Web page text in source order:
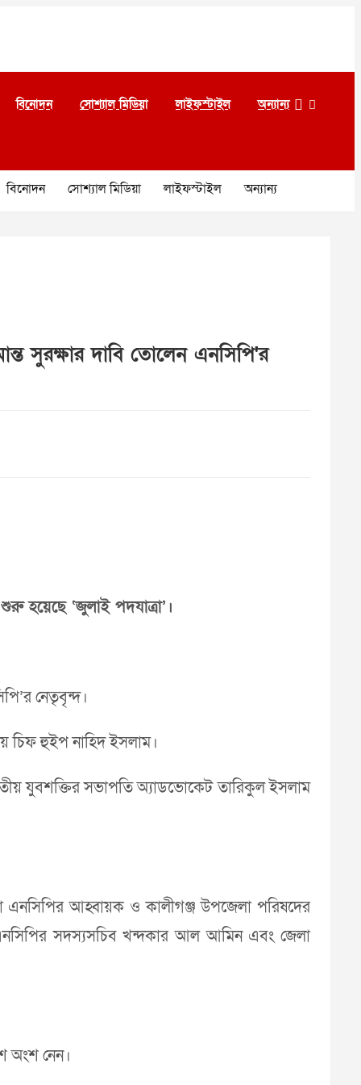
বিনোদন সোশ্যাল মিডিয়া লাইফস্টাইল অন্যান্য
বিনোদন সোশ্যাল মিডিয়া লাইফস্টাইল অন্যান্য
সুরক্ষার দাবি তোলেন এনসিপি'র
হয়েছে ‘জুলাই পদযাত্রা’।
নেতৃবৃন্দ।
চিফ হুইপ নাহিদ ইসলাম।
যুবশক্তির সভাপতি অ্যাডভোকেট তারিকুল ইসলাম
এনসিপির আহ্বায়ক ও কালীগঞ্জ উপজেলা পরিষদের
সদস্যসচিব খন্দকার আল আমিন এবং জেলা
অংশ নেন।